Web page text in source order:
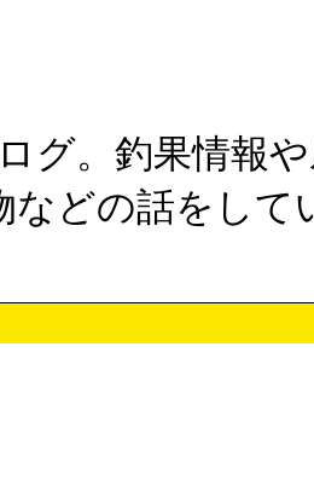
グ。釣果情報
などの話をして